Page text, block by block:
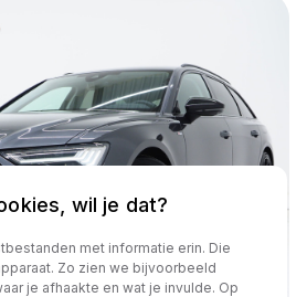
wil je dat?
met informatie erin. Die
Zo zien we bijvoorbeeld
je afhaakte en wat je invulde. Op